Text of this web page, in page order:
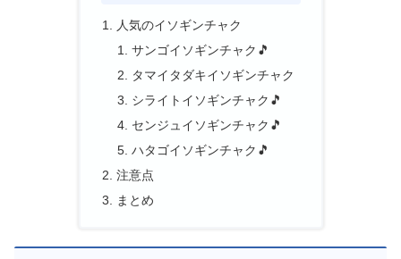
人気のイソギンチャク
サンゴイソギンチャク🎵
タマイタダキイソギンチャク
シライトイソギンチャク🎵
センジュイソギンチャク🎵
ハタゴイソギンチャク🎵
注意点
まとめ